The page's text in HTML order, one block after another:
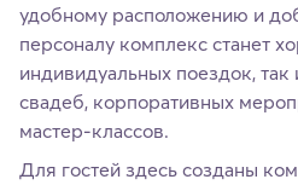
удобному расположению и
персоналу комплекс станет
индивидуальных поездок,
свадеб, корпоративных
мастер-классов.
Для гостей здесь созданы